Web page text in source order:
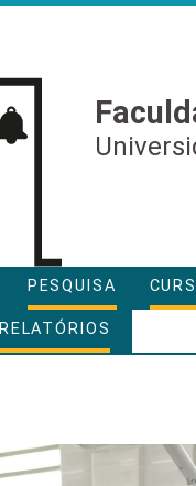
PESQUISA
RELATÓRIOS